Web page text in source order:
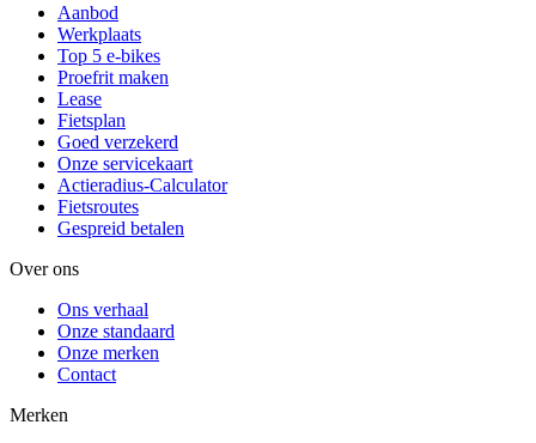
Aanbod
Werkplaats
Top 5 e-bikes
Proefrit maken
Lease
Fietsplan
Goed verzekerd
Onze servicekaart
Actieradius-Calculator
Fietsroutes
Gespreid betalen
Over ons
Ons verhaal
Onze standaard
Onze merken
Contact
Merken